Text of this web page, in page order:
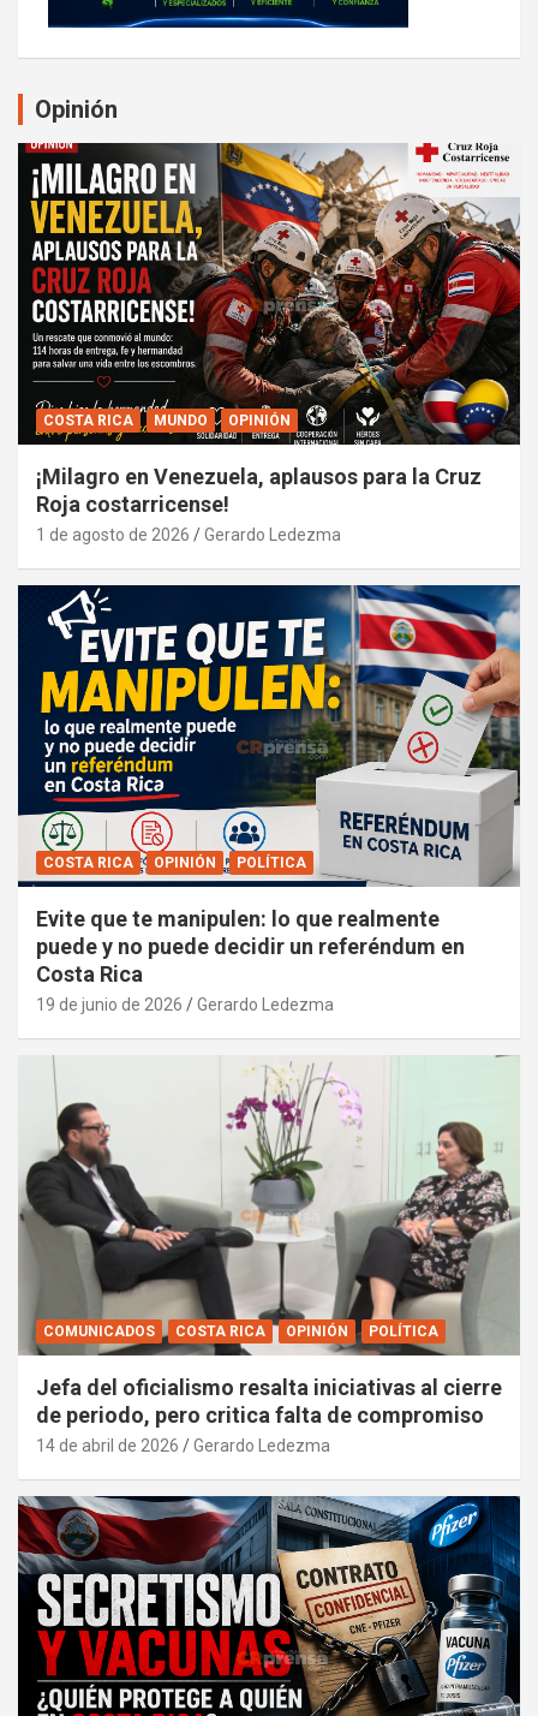
Opinión
COSTA RICA MUNDO OPINIÓN
¡Milagro en Venezuela, aplausos para la Cruz
Roja costarricense!
1 de agosto de 2026 Gerardo Ledezma
COSTA RICA OPINIÓN POLÍTICA
Evite que te manipulen: lo que realmente
puede y no puede decidir un referéndum en
Costa Rica
19 de junio de 2026 Gerardo Ledezma
COMUNICADOS COSTA RICA OPINIÓN POLÍTICA
Jefa del oficialismo resalta iniciativas al cierre
de periodo, pero critica falta de compromiso
14 de abril de 2026 Gerardo Ledezma